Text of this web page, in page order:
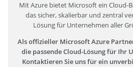
Mit Azure bietet Microsoft ein Cloud-
das sicher, skalierbar und zentral
Lösung für Unternehmen aller
Als offizieller Microsoft Azure
die passende Cloud-Lösung für Ihr
Kontaktieren Sie uns für ein